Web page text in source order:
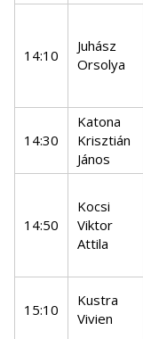
14:10
Juhász
Orsolya
14:30
Katona
Krisztián
János
14:50
Kocsi
Viktor
Attila
15:10
Kustra
Vivien